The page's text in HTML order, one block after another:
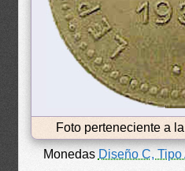
Foto perteneciente a
Monedas Diseño C, Tipo